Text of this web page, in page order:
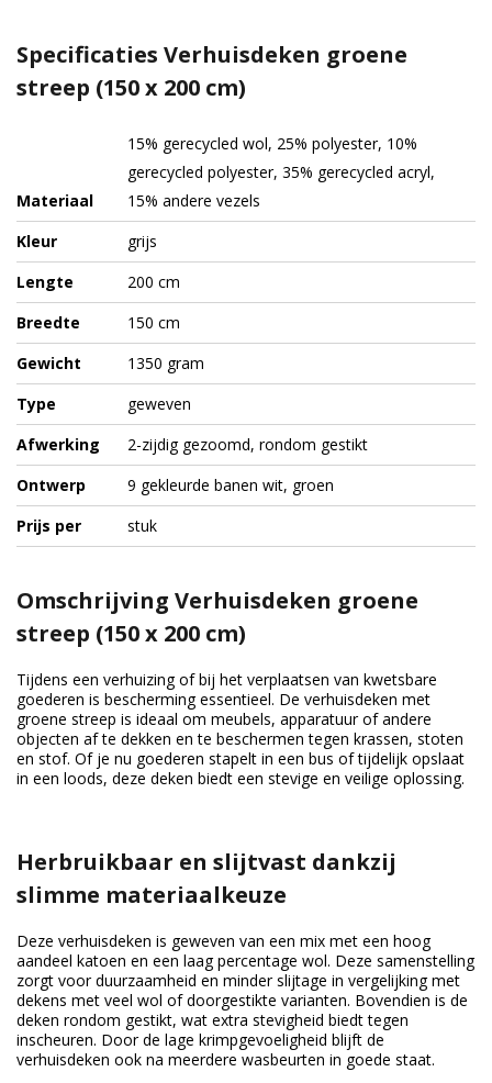
Specificaties Verhuisdeken groene
streep (150 x 200 cm)
Materiaal
15% gerecycled wol, 25% polyester, 10%
gerecycled polyester, 35% gerecycled acryl,
15% andere vezels
Kleur
grijs
Lengte
200 cm
Breedte
150 cm
Gewicht
1350 gram
Type
geweven
Afwerking
2-zijdig gezoomd, rondom gestikt
Ontwerp
9 gekleurde banen wit, groen
Prijs per
stuk
Omschrijving Verhuisdeken groene
streep (150 x 200 cm)
Tijdens een verhuizing of bij het verplaatsen van kwetsbare
goederen is bescherming essentieel. De verhuisdeken met
groene streep is ideaal om meubels, apparatuur of andere
objecten af te dekken en te beschermen tegen krassen, stoten
en stof. Of je nu goederen stapelt in een bus of tijdelijk opslaat
in een loods, deze deken biedt een stevige en veilige oplossing.
Herbruikbaar en slijtvast dankzij
slimme materiaalkeuze
Deze verhuisdeken is geweven van een mix met een hoog
aandeel katoen en een laag percentage wol. Deze samenstelling
zorgt voor duurzaamheid en minder slijtage in vergelijking met
dekens met veel wol of doorgestikte varianten. Bovendien is de
deken rondom gestikt, wat extra stevigheid biedt tegen
inscheuren. Door de lage krimpgevoeligheid blijft de
verhuisdeken ook na meerdere wasbeurten in goede staat.